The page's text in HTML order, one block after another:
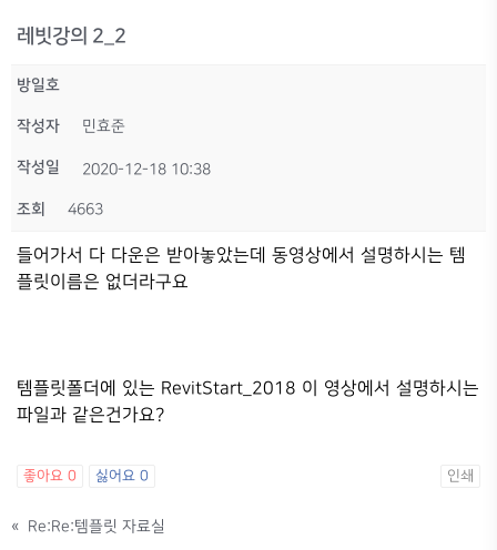
레빗강의 2_2
방일호
작성자 민효준
작성일 2020-12-18 10:38
조회 4663
들어가서 다 다운은 받아놓았는데 동영상에서 설명하시는 템
플릿이름은 없더라구요
템플릿폴더에 있는 RevitStart_2018 이 영상에서 설명하시는
파일과 같은건가요?
좋아요 0 싫어요 0 인쇄
« Re:Re:템플릿 자료실